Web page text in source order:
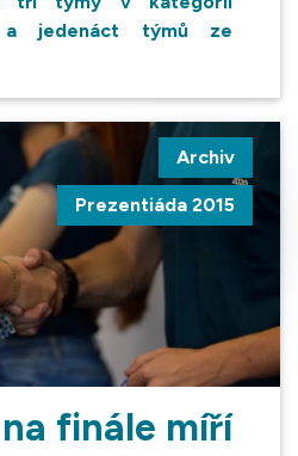
a jedenáct týmů ze
Archiv
Prezentiáda 2015
finále míří